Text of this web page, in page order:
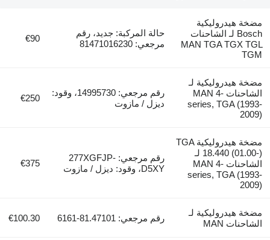
مضخة هيدروليكية
Bosch لـ الشاحنات
MAN TGA TGX TGL
TGM
حالة المركبة: جديد، رقم
مرجعي: 81471016230
€90
مضخة هيدروليكية لـ
الشاحنات MAN 4-
series, TGA (1993-
2009)
رقم مرجعي: 14995730، وقود:
ديزل / مازوت
€250
مضخة هيدروليكية TGA
18.440 (01.00-) لـ
الشاحنات MAN 4-
series, TGA (1993-
2009)
رقم مرجعي: 277XGFJP-
D5XY، وقود: ديزل / مازوت
€375
مضخة هيدروليكية لـ
الشاحنات MAN
رقم مرجعي: 81.47101-6161 €100.30